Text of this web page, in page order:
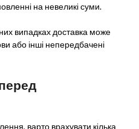
на невеликі суми.
випадках доставка може
або інші непередбачені
варто врахувати кілька